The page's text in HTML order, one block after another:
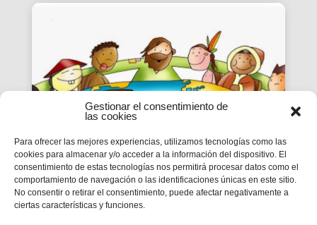
Gestionar el consentimiento de
las cookies
Para ofrecer las mejores experiencias, utilizamos tecnologías como las
cookies para almacenar y/o acceder a la información del dispositivo. El
consentimiento de estas tecnologías nos permitirá procesar datos como el
comportamiento de navegación o las identificaciones únicas en este sitio.
No consentir o retirar el consentimiento, puede afectar negativamente a
ciertas características y funciones.
EPI | CICLE B- XX
DIUMENGE DE DURANT